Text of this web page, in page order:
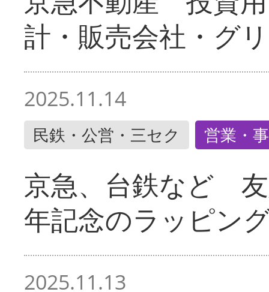
計・販売会社・グ
2025.11.14
民鉄・公営・三セク 営業・
京急、台鉄など
年記念のラッピン
2025.11.13